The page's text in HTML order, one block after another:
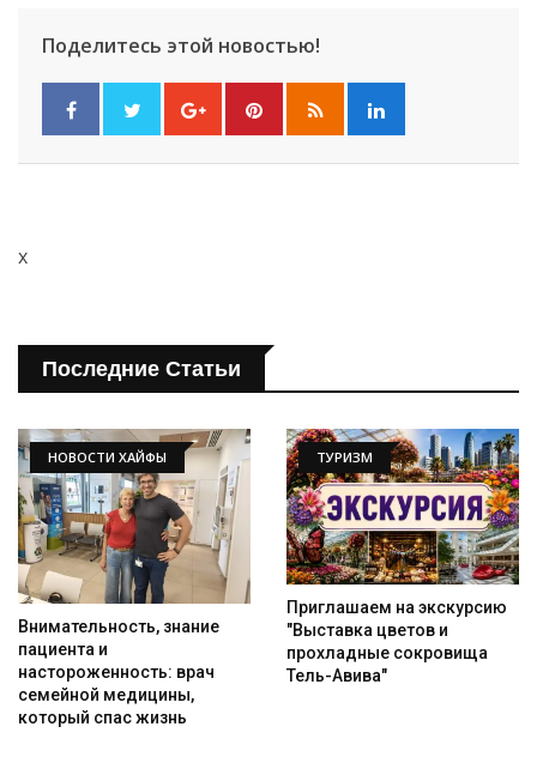
Поделитесь этой новостью!
x
Последние Статьи
НОВОСТИ ХАЙФЫ
Внимательность, знание
пациента и
настороженность: врач
семейной медицины,
который спас жизнь
ТУРИЗМ
Приглашаем на экскурсию
"Выставка цветов и
прохладные сокровища
Тель-Авива"